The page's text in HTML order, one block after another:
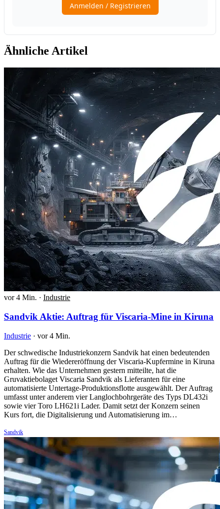
Ähnliche Artikel
vor 4 Min. · Industrie
Sandvik Aktie: Auftrag für Viscaria-Mine in Kiruna
Industrie · vor 4 Min.
Der schwedische Industriekonzern Sandvik hat einen bedeutenden
Auftrag für die Wiedereröffnung der Viscaria-Kupfermine in Kiruna
erhalten. Wie das Unternehmen gestern mitteilte, hat die
Gruvaktiebolaget Viscaria Sandvik als Lieferanten für eine
automatisierte Untertage-Produktionsflotte ausgewählt. Der Auftrag
umfasst unter anderem vier Langlochbohrgeräte des Typs DL432i
sowie vier Toro LH621i Lader. Damit setzt der Konzern seinen
Kurs fort, die Digitalisierung und Automatisierung im…
Sandvik